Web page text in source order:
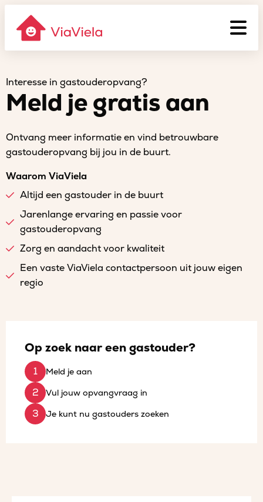
Interesse in gastouderopvang?
Meld je gratis aan
Ontvang meer informatie en vind betrouwbare
gastouderopvang bij jou in de buurt.
Waarom ViaViela
Altijd een gastouder in de buurt
Jarenlange ervaring en passie voor
gastouderopvang
Zorg en aandacht voor kwaliteit
Een vaste ViaViela contactpersoon uit jouw eigen
regio
Op zoek naar een gastouder?
Meld je aan
Vul jouw opvangvraag in
Je kunt nu gastouders zoeken